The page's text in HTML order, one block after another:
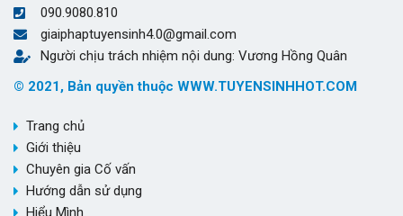
090.9080.810
giaiphaptuyensinh4.0@gmail.com
Người chịu trách nhiệm nội dung: Vương Hồng Quân
© 2021, Bản quyền thuộc WWW.TUYENSINHHOT.COM
Trang chủ
Giới thiệu
Chuyên gia Cố vấn
Hướng dẫn sử dụng
Hiểu Mình